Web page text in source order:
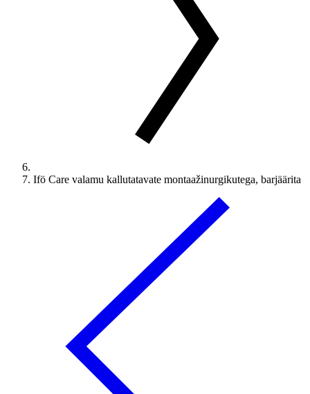
Ifö Care valamu kallutatavate montaažinurgikutega, barjäärita